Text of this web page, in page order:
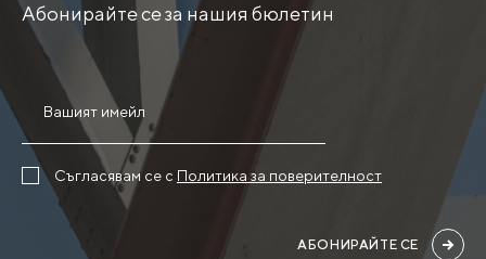
Абонирайте се за нашия бюлетин
Съгласявам се с Политика за поверителност
АБОНИРАЙТЕ СЕ